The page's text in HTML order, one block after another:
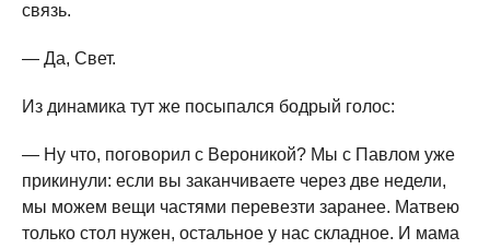
связь.
— Да, Свет.
Из динамика тут же посыпался бодрый голос:
— Ну что, поговорил с Вероникой? Мы с Павлом уже
прикинули: если вы заканчиваете через две недели,
мы можем вещи частями перевезти заранее. Матвею
только стол нужен, остальное у нас складное. И мама